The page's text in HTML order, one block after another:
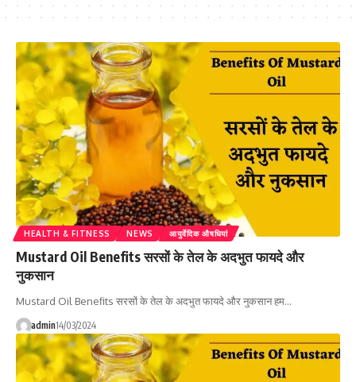
HEALTH & FITNESS NEWS आयुर्वेदिक औषधियां
Mustard Oil Benefits सरसों के तेल के अदभुत फायदे और
नुकसान
Mustard Oil Benefits सरसों के तेल के अदभुत फायदे और नुकसान हम…
admin14/03/2024